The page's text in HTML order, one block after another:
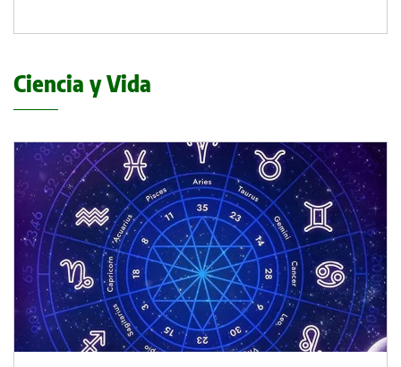
Ciencia y Vida